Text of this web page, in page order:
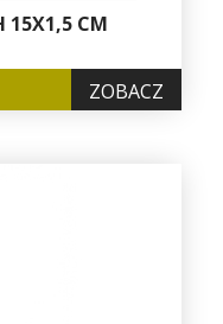
15X1,5 CM
ZOBACZ